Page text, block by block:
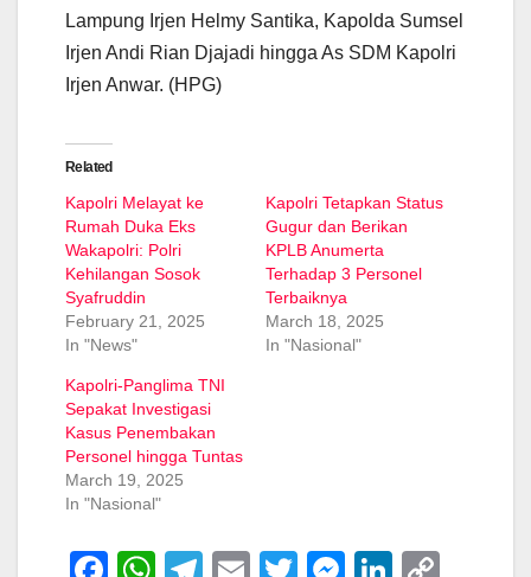
Lampung Irjen Helmy Santika, Kapolda Sumsel
Irjen Andi Rian Djajadi hingga As SDM Kapolri
Irjen Anwar. (HPG)
Related
Kapolri Melayat ke
Rumah Duka Eks
Wakapolri: Polri
Kehilangan Sosok
Syafruddin
February 21, 2025
In "News"
Kapolri Tetapkan Status
Gugur dan Berikan
KPLB Anumerta
Terhadap 3 Personel
Terbaiknya
March 18, 2025
In "Nasional"
Kapolri-Panglima TNI
Sepakat Investigasi
Kasus Penembakan
Personel hingga Tuntas
March 19, 2025
In "Nasional"